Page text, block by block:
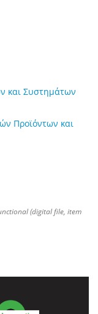
και Συστημάτων
Προϊόντων και
(digital file, item